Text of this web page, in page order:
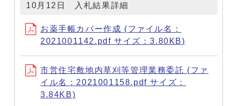
10月12日 入札結果詳細
お薬手帳カバー作成 (ファイル名：
2021001142.pdf サイズ：3.80KB)
市営住宅敷地内草刈等管理業務委託 (ファ
イル名：2021001158.pdf サイズ：
3.84KB)